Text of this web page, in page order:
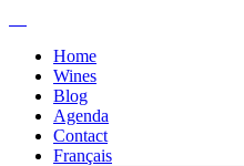
Home
Wines
Blog
Agenda
Contact
Français